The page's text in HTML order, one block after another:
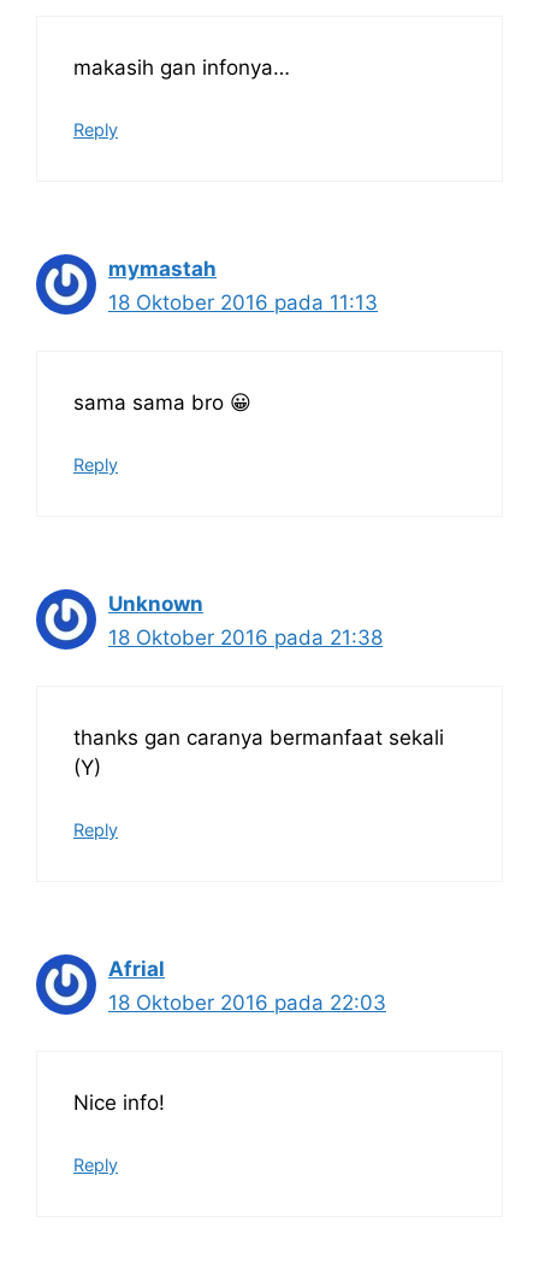
makasih gan infonya…
Reply
mymastah
18 Oktober 2016 pada 11:13
sama sama bro 😀
Reply
Unknown
18 Oktober 2016 pada 21:38
thanks gan caranya bermanfaat sekali
(Y)
Reply
Afrial
18 Oktober 2016 pada 22:03
Nice info!
Reply